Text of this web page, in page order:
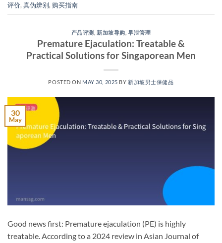
评价,真伪辨别, 购买指南
产品评测 ,新加坡导购 ,早泄管理
Premature Ejaculation: Treatable &
Practical Solutions for Singaporean Men​
POSTED ON MAY 30, 2025 BY 新加坡男士保健品
30
May
Good news first: Premature ejaculation (PE) is highly
treatable.​​ According to a 2024 review in Asian Journal of